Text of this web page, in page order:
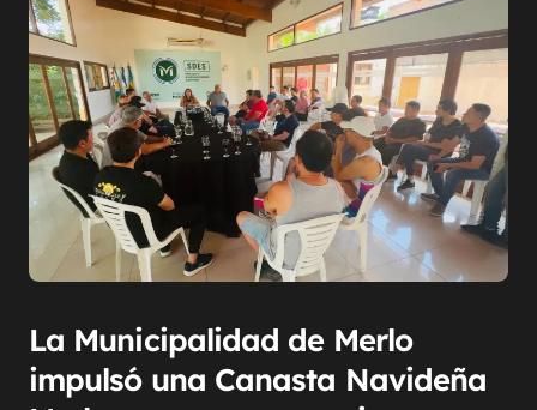
La Municipalidad de Merlo
impulsó una Canasta Navideña